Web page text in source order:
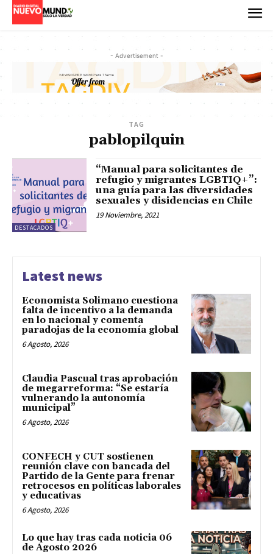
- Advertisement -
TAG
pablopilquin
DESTACADOS
“Manual para solicitantes de
refugio y migrantes LGBTIQ+”:
una guía para las diversidades
sexuales y disidencias en Chile
19 Noviembre, 2021
Latest news
Economista Solimano cuestiona
falta de incentivo a la demanda
en lo nacional y comenta
paradojas de la economía global
6 Agosto, 2026
Claudia Pascual tras aprobación
de megarreforma: “Se estaría
vulnerando la autonomía
municipal”
6 Agosto, 2026
CONFECH y CUT sostienen
reunión clave con bancada del
Partido de la Gente para frenar
retrocesos en políticas laborales
y educativas
6 Agosto, 2026
Lo que hay tras cada noticia 06
de Agosto 2026